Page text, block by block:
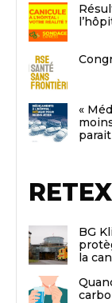
«
RETEX
BG
la